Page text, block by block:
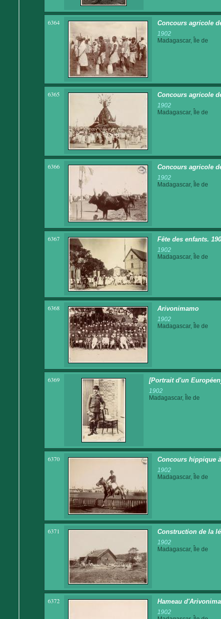
6364 Concours agricole
1902
Madagascar, Île de
6365 Concours agricole
1902
Madagascar, Île de
6366 Concours agricole
1902
Madagascar, Île de
6367 Fête des enfants.
1902
Madagascar, Île de
6368 Arivonimamo
1902
Madagascar, Île de
6369 [Portrait d'un
1902
Madagascar, Île de
6370 Concours hippique
1902
Madagascar, Île de
6371 Construction de la
1902
Madagascar, Île de
6372 Hameau
1902